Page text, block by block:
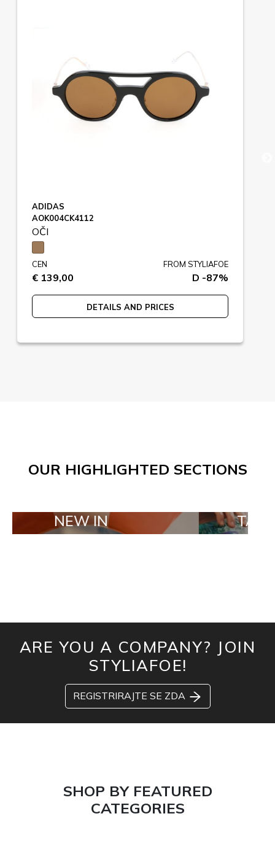
ADIDAS
AOK004CK4112
OČI
CEN
€ 139,00
FROM STYLIAFOE
D -87%
DETAILS AND PRICES
OUR HIGHLIGHTED SECTIONS
NEW IN TAILOR
ARE YOU A COMPANY? JOIN
STYLIAFOE!
REGISTRIRAJTE SE ZDA
SHOP BY FEATURED
CATEGORIES